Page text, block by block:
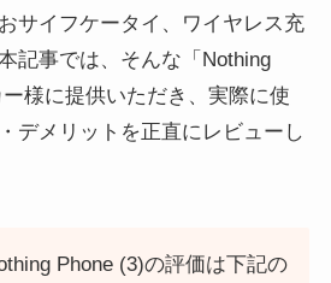
サイフケータイ、ワイヤレス充
記事では、そんな「Nothing
様に提供いただき、実際に使
デメリットを正直にレビューし
Phone (3)の評価は下記の